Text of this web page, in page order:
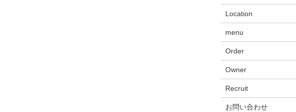
Location
menu
Order
Owner
Recruit
お問い合わせ